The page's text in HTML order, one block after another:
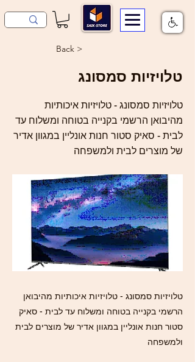
< Back
טלויזיות סמסונג
טלויזיות סמסונג - טלויזיות איכותיות
מהיבואן הרשמי בקנייה בטוחה ומשלוח עד
לבית - סאיק סטור חנות אונליין במגוון אדיר
של מוצרים לבית ולמשפחה
טלויזיות סמסונג - טלויזיות איכותיות מהיבואן
הרשמי בקנייה בטוחה ומשלוח עד לבית - סאיק
סטור חנות אונליין במגוון אדיר של מוצרים לבית
ולמשפחה